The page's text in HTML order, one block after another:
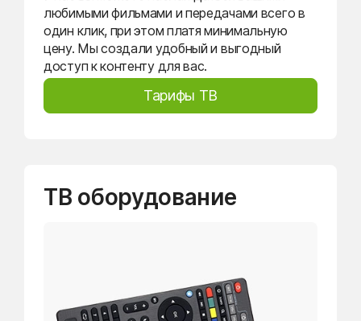
любимыми фильмами и передачами всего в
один клик, при этом платя минимальную
цену. Мы создали удобный и выгодный
доступ к контенту для вас.
Тарифы ТВ
ТВ оборудование